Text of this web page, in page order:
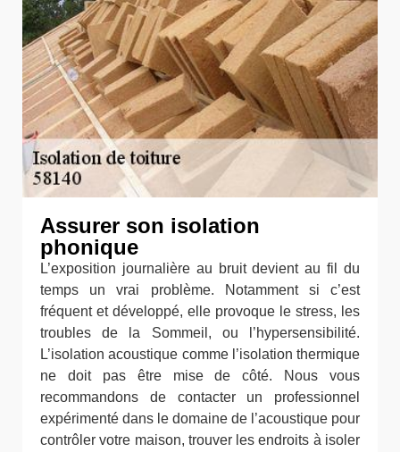
Assurer son isolation
phonique
L’exposition journalière au bruit devient au fil du
temps un vrai problème. Notamment si c’est
fréquent et développé, elle provoque le stress, les
troubles de la Sommeil, ou l’hypersensibilité.
L’isolation acoustique comme l’isolation thermique
ne doit pas être mise de côté. Nous vous
recommandons de contacter un professionnel
expérimenté dans le domaine de l’acoustique pour
contrôler votre maison, trouver les endroits à isoler